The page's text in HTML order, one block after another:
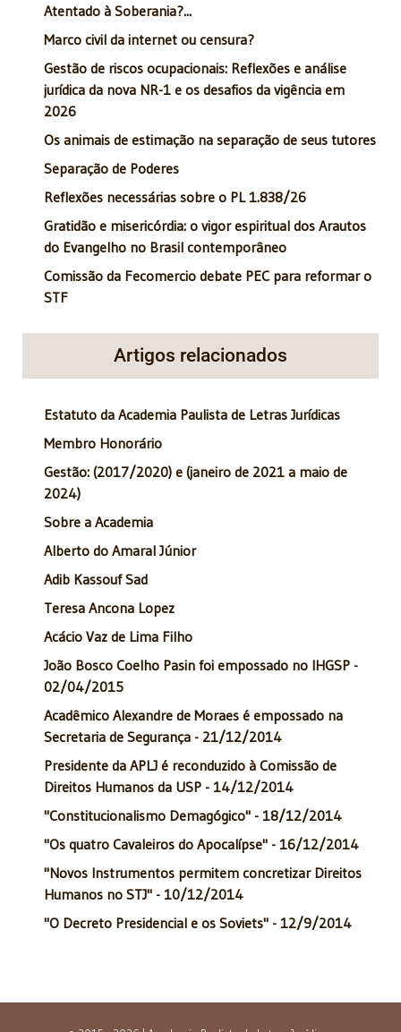
Atentado à Soberania?...
Marco civil da internet ou censura?
Gestão de riscos ocupacionais: Reflexões e análise
jurídica da nova NR-1 e os desafios da vigência em
2026
Os animais de estimação na separação de seus tutores
Separação de Poderes
Reflexões necessárias sobre o PL 1.838/26
Gratidão e misericórdia: o vigor espiritual dos Arautos
do Evangelho no Brasil contemporâneo
Comissão da Fecomercio debate PEC para reformar o
STF
Artigos relacionados
Estatuto da Academia Paulista de Letras Jurídicas
Membro Honorário
Gestão: (2017/2020) e (janeiro de 2021 a maio de
2024)
Sobre a Academia
Alberto do Amaral Júnior
Adib Kassouf Sad
Teresa Ancona Lopez
Acácio Vaz de Lima Filho
João Bosco Coelho Pasin foi empossado no IHGSP -
02/04/2015
Acadêmico Alexandre de Moraes é empossado na
Secretaria de Segurança - 21/12/2014
Presidente da APLJ é reconduzido à Comissão de
Direitos Humanos da USP - 14/12/2014
"Constitucionalismo Demagógico" - 18/12/2014
"Os quatro Cavaleiros do Apocalípse" - 16/12/2014
"Novos Instrumentos permitem concretizar Direitos
Humanos no STJ" - 10/12/2014
"O Decreto Presidencial e os Soviets" - 12/9/2014